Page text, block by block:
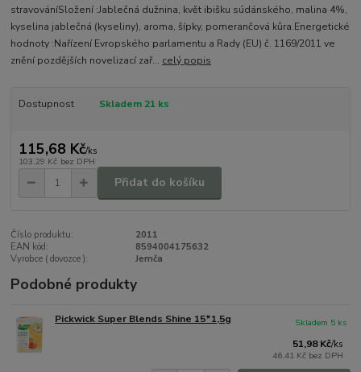
stravováníSložení :Jablečná dužnina, květ ibišku súdánského, malina 4%,
kyselina jablečná (kyseliny), aroma, šípky, pomerančová kůra.Energetické
hodnoty :Nařízení Evropského parlamentu a Rady (EU) č. 1169/2011 ve
znění pozdějších novelizací zař... celý popis
Dostupnost Skladem 21 ks
115,68 Kč/ks
103,29 Kč bez DPH
Přidat do košíku
Číslo produktu:
2011
EAN kód:
8594004175632
Vyrobce ( dovozce ):
Jemča
Podobné produkty
Pickwick Super Blends Shine 15*1,5g
51,98 Kč/ks
46,41 Kč bez DPH
Skladem 5 ks